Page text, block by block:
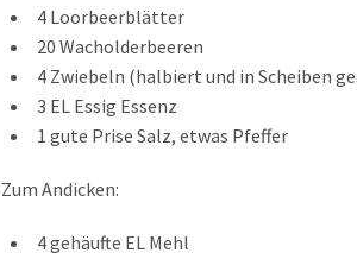
4 Loorbeerblätter
20 Wacholderbeeren
4 Zwiebeln (halbiert und in Scheiben
3 EL Essig Essenz
1 gute Prise Salz, etwas Pfeffer
Zum Andicken:
4 gehäufte EL Mehl